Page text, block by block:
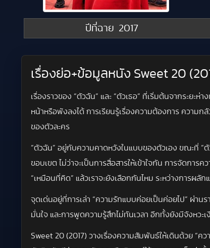
ปีที่ฉาย 2017
เรื่องย่อ+ข้อมูลหนัง Sweet 20
เรื่องราวของ “ตัวฉัน” และ “ตัวเธอ” ที่เริ่มต้นจากระย
หน้าหรือพังลงได้ การเรียนรู้เรื่องความต้องการ ความก
ของตัวละคร
“ตัวฉัน” อยู่กับความคาดหวังในแบบของตัวเอง ขณะที่
ขอบเขต ไม่ว่าจะเป็นการสื่อสารให้เข้าใจกัน การจัดกา
“เหมือนที่คิด” แล้วเราจะยังเลือกกันไหม ระหว่างการผ
จุดเด่นอยู่ที่การเล่า “ความรักแบบค่อยเป็นค่อยไป” ผ่า
มั่นใจ และการพูดความรู้สึกไม่ทันเวลา อีกทั้งยังมีจังหว
Sweet 20 (2017) วางเรื่องความสัมพันธ์ให้เดินด้วย “ค